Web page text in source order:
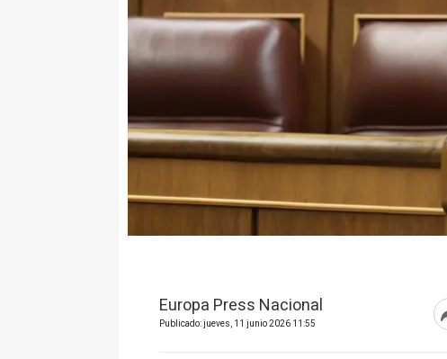
Europa Press Nacional
Publicado: jueves, 11 junio 2026 11:55